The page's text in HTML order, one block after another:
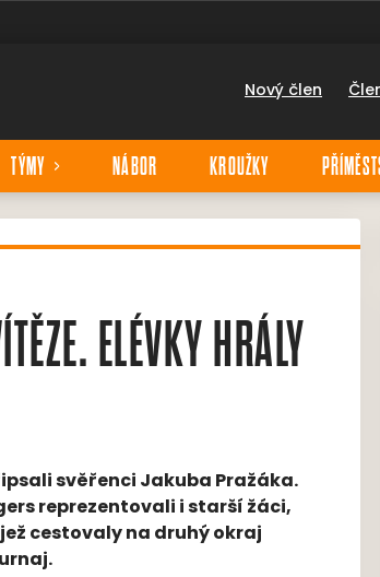
Nový člen
TÝMY NÁBOR KROUŽKY
ELÉVKY HRÁLY
svěřenci Jakuba Pražáka.
reprezentovali i starší žáci,
cestovaly na druhý okraj